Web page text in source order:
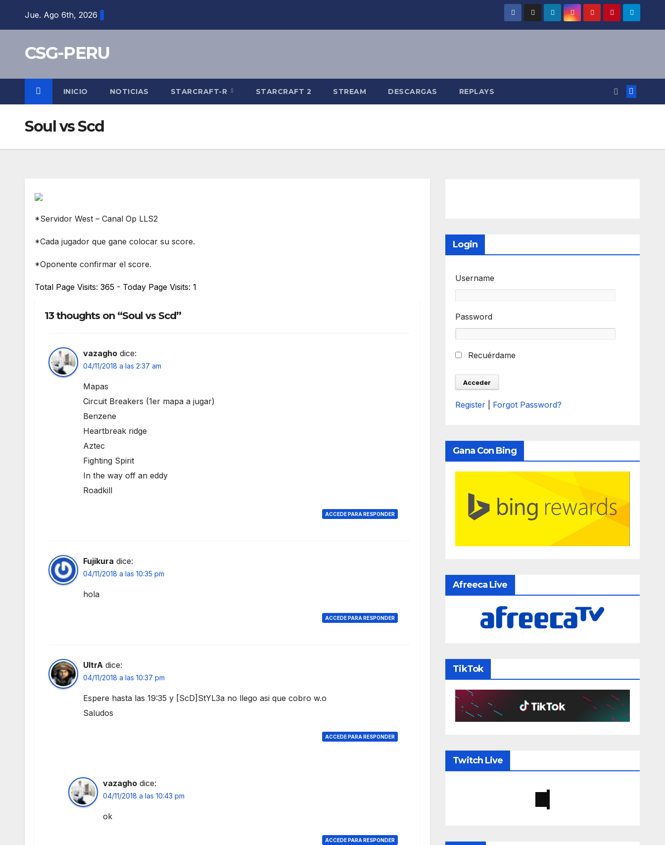
Jue. Ago 6th, 2026
CSG-PERU
INICIO NOTICIAS STARCRAFT-R STARCRAFT 2 STREAM DESCARGAS REPLAYS
Soul vs Scd
*Servidor West – Canal Op LLS2
*Cada jugador que gane colocar su score.
*Oponente confirmar el score.
Total Page Visits: 365 - Today Page Visits: 1
13 thoughts on “Soul vs Scd”
vazagho dice:
04/11/2018 a las 2:37 am
Mapas
Circuit Breakers (1er mapa a jugar)
Benzene
Heartbreak ridge
Aztec
Fighting Spirit
In the way off an eddy
Roadkill
ACCEDE PARA RESPONDER
Fujikura dice:
04/11/2018 a las 10:35 pm
hola
ACCEDE PARA RESPONDER
UltrA dice:
04/11/2018 a las 10:37 pm
Espere hasta las 19:35 y [ScD]StYL3a no llego asi que cobro w.o
Saludos
ACCEDE PARA RESPONDER
vazagho dice:
04/11/2018 a las 10:43 pm
ok
ACCEDE PARA RESPONDER
Login
Username
Password
Recuérdame
Register Forgot Password?
Gana Con Bing
Afreeca Live
TikTok
Twitch Live